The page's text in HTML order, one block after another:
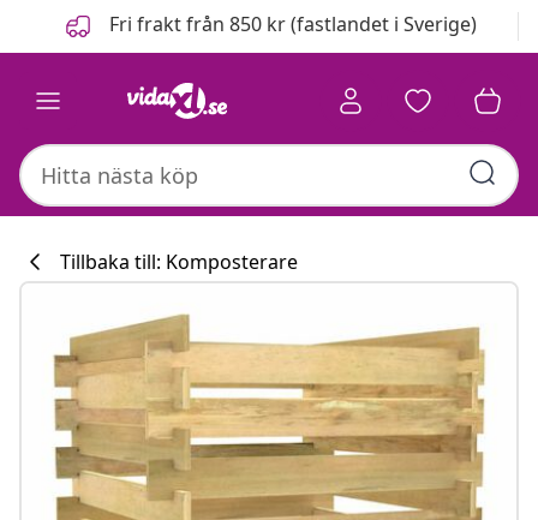
FöregåendeFri frakt från 850 kr (fastlandet i Sverige)
Tillbaka till: Komposterare